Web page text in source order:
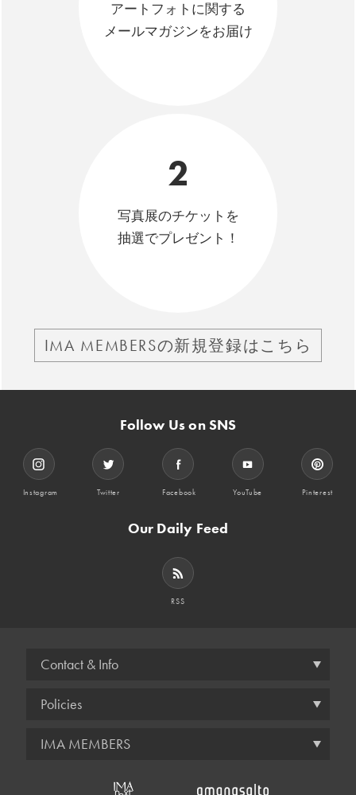
アートフォトに関する
メールマガジンをお届け
2
写真展のチケットを
抽選でプレゼント！
IMA MEMBERSの新規登録はこちら
Follow Us on SNS
Instagram Twitter Facebook YouTube Pinterest
Our Daily Feed
RSS
Contact & Info
Policies
IMA MEMBERS